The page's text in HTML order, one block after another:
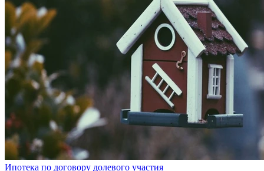
Ипотека по договору долевого участия